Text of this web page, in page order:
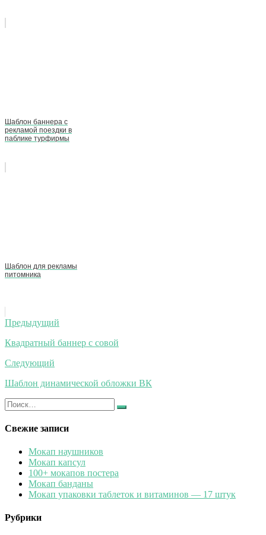
Шаблон баннера с
рекламой поездки в
паблике турфирмы
Шаблон для рекламы
питомника
Навигация
по
записям
Предыдущий
Квадратный баннер с совой
Следующий
Шаблон динамической обложки ВК
Искать:
Найти
Свежие записи
Мокап наушников
Мокап капсул
100+ мокапов постера
Мокап банданы
Мокап упаковки таблеток и витаминов — 17 штук
Рубрики